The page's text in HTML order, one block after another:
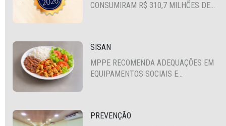
CONSUMIRAM R$ 310,7 MILHÕES DE
SISAN
MPPE RECOMENDA ADEQUAÇÕES EM
EQUIPAMENTOS SOCIAIS E
PREVENÇÃO